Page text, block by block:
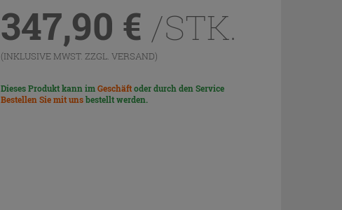
347,90 € /STK.
(INKLUSIVE MWST. ZZGL. VERSAND)
Dieses Produkt kann imGeschäftoder durch den Service
Bestellen Sie mit unsbestellt werden.